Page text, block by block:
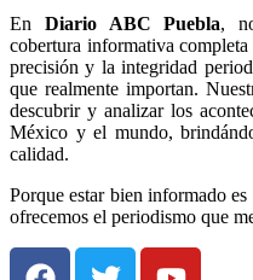
En Diario ABC Puebla,
cobertura informativa
precisión y la integridad
que realmente importan.
descubrir y analizar los
México y el mundo,
calidad.
Porque estar bien informado es
ofrecemos el periodismo que